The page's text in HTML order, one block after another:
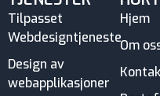
Tilpasset
Webdesigntjeneste
Design av
webapplikasjoner
Hjem
Om